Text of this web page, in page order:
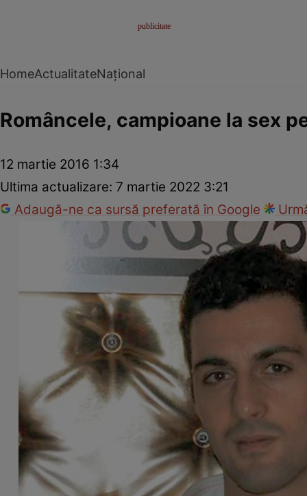
HomeActualitateNațional
Româncele, campioane la sex
12 martie 2016 1:34
Ultima actualizare: 7 martie 2022 3:21
Adaugă-ne ca sursă preferată în Google